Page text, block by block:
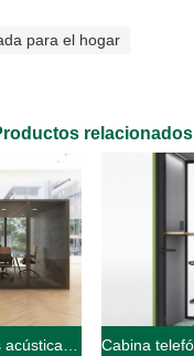
para el hogar
relacionados
Cabinas telefónicas acústicas para salas de reuniones